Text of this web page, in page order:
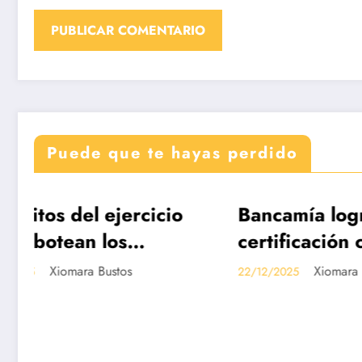
Puede que te hayas perdido
DESTACADAS
Bancamía logra la
certificación carbono
neutralidad, bajo la
22/12/2025 Xiomara Bustos
de
19/12/